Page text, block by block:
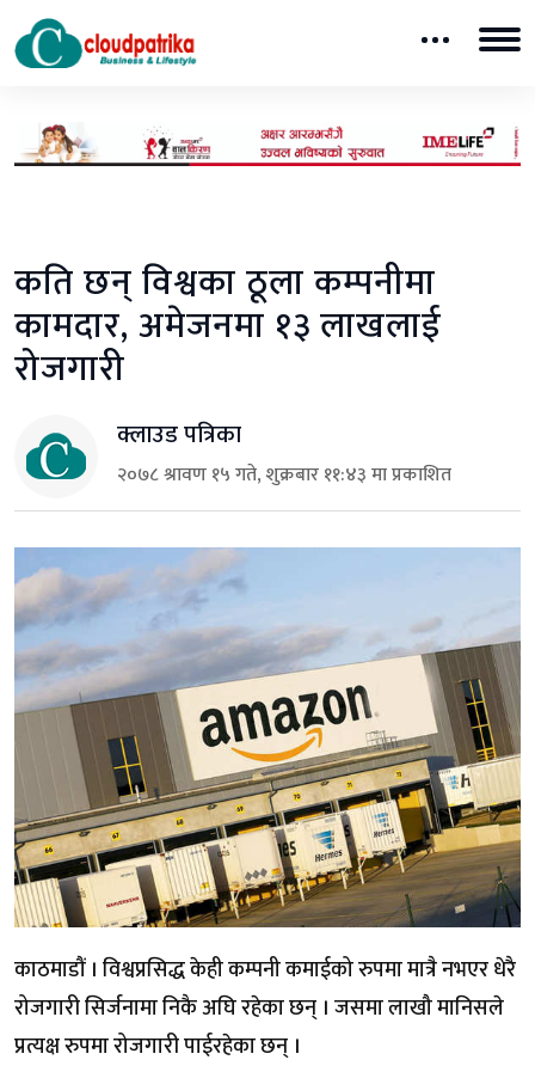
कति छन् विश्वका ठूला कम्पनीमा
कामदार, अमेजनमा १३ लाखलाई
रोजगारी
क्लाउड पत्रिका
२०७८ श्रावण १५ गते, शुक्रबार ११:४३ मा प्रकाशित
काठमाडौं । विश्वप्रसिद्ध केही कम्पनी कमाईको रुपमा मात्रै नभएर धेरै
रोजगारी सिर्जनामा निकै अघि रहेका छन् । जसमा लाखौ मानिसले
प्रत्यक्ष रुपमा रोजगारी पाईरहेका छन् ।